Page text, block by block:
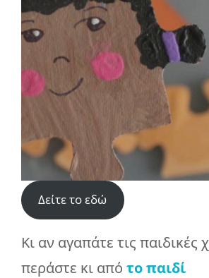
Δείτε το εδώ
Κι αν αγαπάτε τις παιδικές
περάστε κι από το παιδί